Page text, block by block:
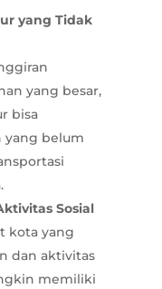
yang Tidak
yang besar,
bisa
yang belum
Sosial
kota yang
dan aktivitas
memiliki